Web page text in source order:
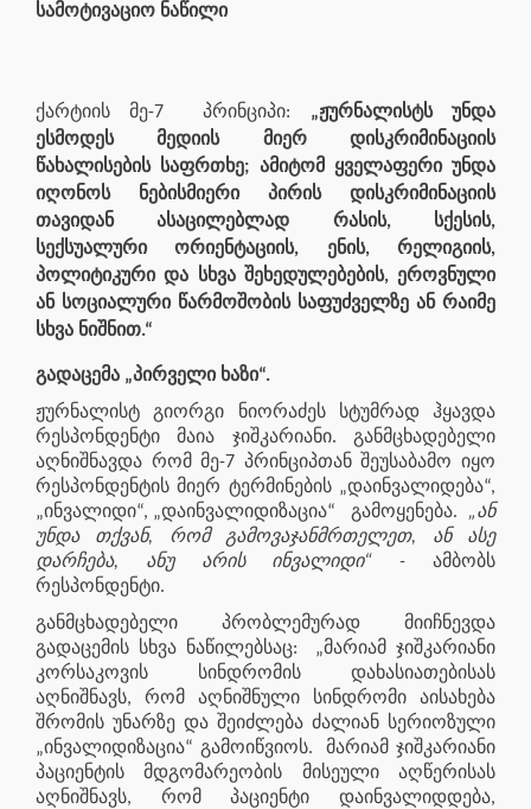
სამოტივაციო ნაწილი
ქარტიის მე-7 პრინციპი: „ჟურნალისტს უნდა
ესმოდეს მედიის მიერ დისკრიმინაციის
წახალისების საფრთხე; ამიტომ ყველაფერი უნდა
იღონოს ნებისმიერი პირის დისკრიმინაციის
თავიდან ასაცილებლად რასის, სქესის,
სექსუალური ორიენტაციის, ენის, რელიგიის,
პოლიტიკური და სხვა შეხედულებების, ეროვნული
ან სოციალური წარმოშობის საფუძველზე ან რაიმე
სხვა ნიშნით.“
გადაცემა „პირველი ხაზი“.
ჟურნალისტ გიორგი ნიორაძეს სტუმრად ჰყავდა
რესპონდენტი მაია ჯიშკარიანი. განმცხადებელი
აღნიშნავდა რომ მე-7 პრინციპთან შეუსაბამო იყო
რესპონდენტის მიერ ტერმინების „დაინვალიდება“,
„ინვალიდი“, „დაინვალიდიზაცია“ გამოყენება. „ან
უნდა თქვან, რომ გამოვაჯანმრთელეთ, ან ასე
დარჩება, ანუ არის ინვალიდი“ - ამბობს
რესპონდენტი.
განმცხადებელი პრობლემურად მიიჩნევდა
გადაცემის სხვა ნაწილებსაც: „მარიამ ჯიშკარიანი
კორსაკოვის სინდრომის დახასიათებისას
აღნიშნავს, რომ აღნიშნული სინდრომი აისახება
შრომის უნარზე და შეიძლება ძალიან სერიოზული
„ინვალიდიზაცია“ გამოიწვიოს. მარიამ ჯიშკარიანი
პაციენტის მდგომარეობის მისეული აღწერისას
აღნიშნავს, რომ პაციენტი დაინვალიდდება,